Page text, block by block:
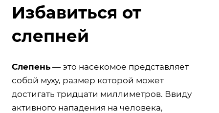
Избавиться от
слепней
Слепень — это насекомое представляет
собой муху, размер которой может
достигать тридцати миллиметров. Ввиду
активного нападения на человека,